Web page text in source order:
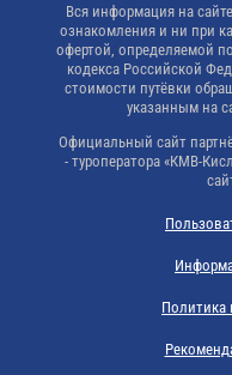
Политика
Вся информация на
ознакомления и ни при
офертой, определяемой
кодекса Российской
стоимости путёвки
указанным на
Официальный сайт
- туроператора «КМВ-